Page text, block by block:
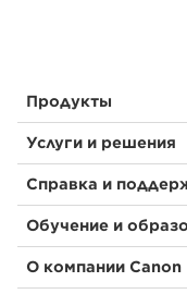
Продукты
Услуги и решения
Справка и
Обучение и
О компании Canon